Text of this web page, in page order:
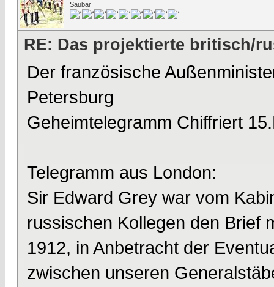
Saubär
RE: Das projektierte britisch/
Der französische
Petersburg
Geheimtelegramm Chiffriert
Telegramm aus London:
Sir Edward Grey war vom
russischen Kollegen den Brief
1912, in Anbetracht der
zwischen unseren